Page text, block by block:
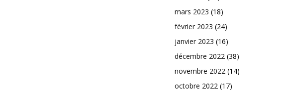
mars 2023 (18)
février 2023 (24)
janvier 2023 (16)
décembre 2022 (38)
novembre 2022 (14)
octobre 2022 (17)